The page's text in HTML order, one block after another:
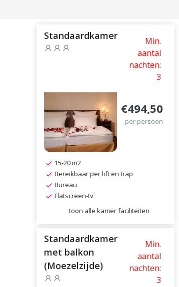
Standaardkamer
Min.
aantal
nachten:
3
€494,50
per persoon
15-20 m2
Bereikbaar per lift en trap
Bureau
Flatscreen-tv
toon alle kamer faciliteiten
Standaardkamer
met balkon
(Moezelzijde)
Min.
aantal
nachten:
3